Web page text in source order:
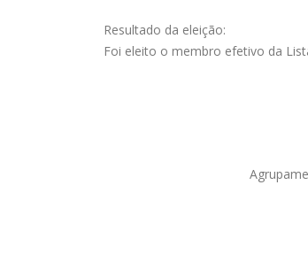
Resultado da eleição:
Foi eleito o membro efetivo da